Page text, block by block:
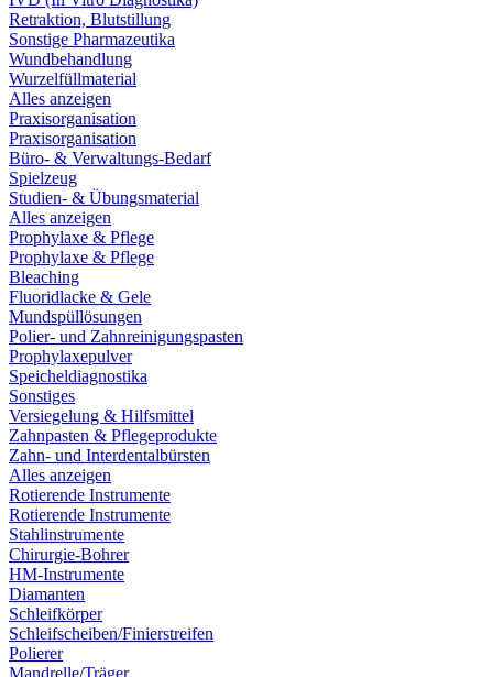
Retraktion, Blutstillung
Sonstige Pharmazeutika
Wundbehandlung
Wurzelfüllmaterial
Alles anzeigen
Praxisorganisation
Praxisorganisation
Büro- & Verwaltungs-Bedarf
Spielzeug
Studien- & Übungsmaterial
Alles anzeigen
Prophylaxe & Pflege
Prophylaxe & Pflege
Bleaching
Fluoridlacke & Gele
Mundspüllösungen
Polier- und Zahnreinigungspasten
Prophylaxepulver
Speicheldiagnostika
Sonstiges
Versiegelung & Hilfsmittel
Zahnpasten & Pflegeprodukte
Zahn- und Interdentalbürsten
Alles anzeigen
Rotierende Instrumente
Rotierende Instrumente
Stahlinstrumente
Chirurgie-Bohrer
HM-Instrumente
Diamanten
Schleifkörper
Schleifscheiben/Finierstreifen
Polierer
Mandrelle/Träger